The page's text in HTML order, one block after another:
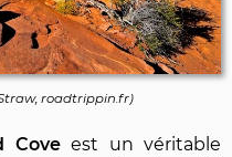
roadtrippin.fr)
Coveest un véritable